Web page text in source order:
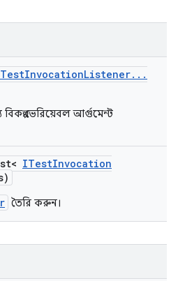
InvocationListener. . .
বিকল্প ভেরিয়েবল আর্গুমেন্ট
ITestInvocation
তৈরি করুন।